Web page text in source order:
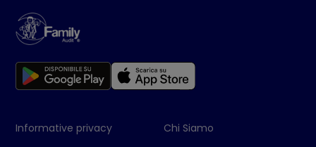
Informative privacy
Chi Siamo